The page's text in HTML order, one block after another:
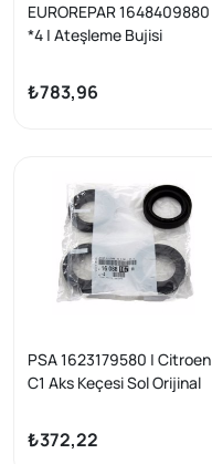
EUROREPAR 1648409880
*4 | Ateşleme Bujisi
2005 2010 Note 2006
2012 Qashqai 1.6 2.0 J10
₺783,96
PSA 1623179580 | Citroen
C1 Aks Keçesi Sol Orijinal
301 306 307 308 406 407
5008 508 Ptnr
₺372,22